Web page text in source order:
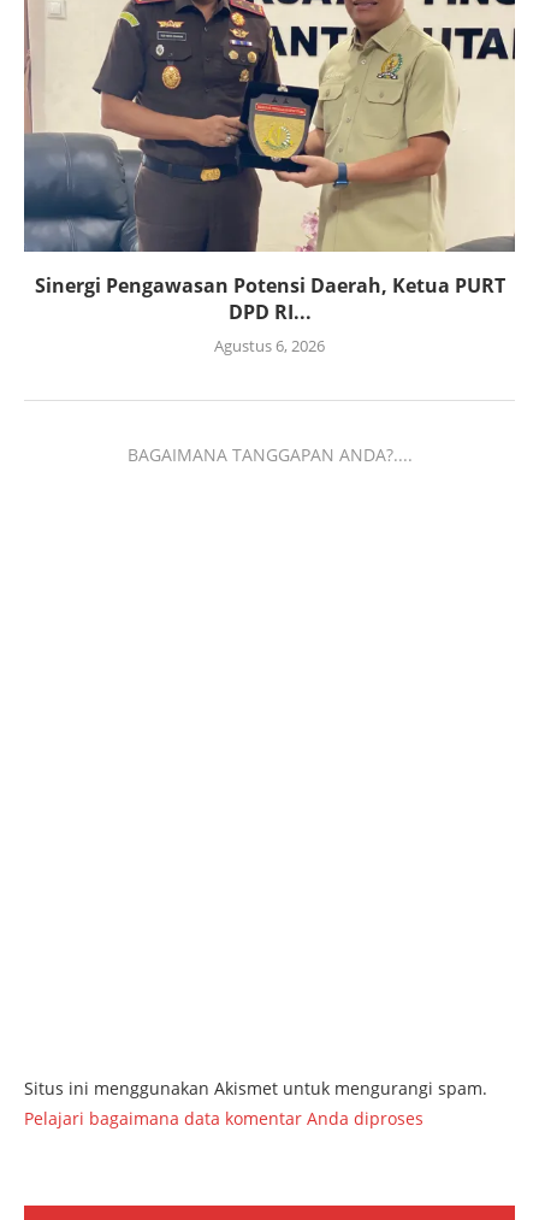
Sinergi Pengawasan Potensi Daerah, Ketua PURT
DPD RI...
Agustus 6, 2026
BAGAIMANA TANGGAPAN ANDA?....
Situs ini menggunakan Akismet untuk mengurangi spam.
Pelajari bagaimana data komentar Anda diproses